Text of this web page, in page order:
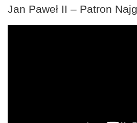
Jan Paweł II – Patron